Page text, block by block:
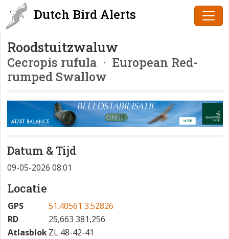
Dutch Bird Alerts
Roodstuitzwaluw
Cecropis rufula · European Red-
rumped Swallow
Datum & Tijd
09-05-2026 08:01
Locatie
GPS
51.40561 3.52826
RD
25,663 381,256
AtlasblokZL 48-42-41